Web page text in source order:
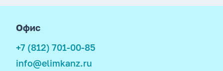
Офис
+7 (812) 701-00-85
info@elimkanz.ru